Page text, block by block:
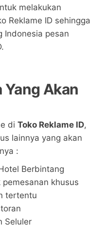
melakukan
Reklame ID sehingga
Indonesia pesan
Yang Akan
di Toko Reklame ID,
lainnya yang akan
:
Berbintang
khusus
tertentu
Seluler